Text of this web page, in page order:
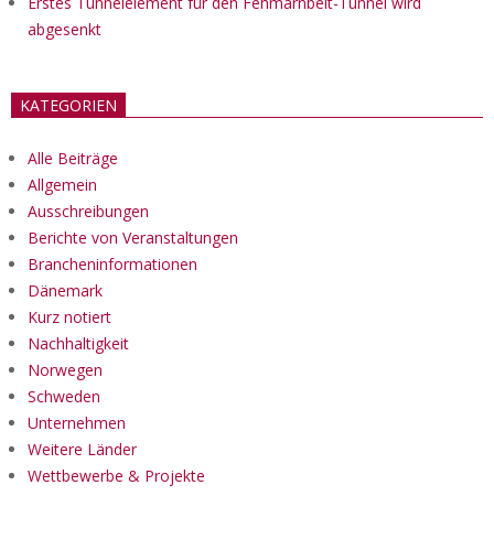
abgesenkt
KATEGORIEN
Alle Beiträge
Allgemein
Ausschreibungen
Berichte von Veranstaltungen
Brancheninformationen
Dänemark
Kurz notiert
Nachhaltigkeit
Norwegen
Schweden
Unternehmen
Weitere Länder
Wettbewerbe & Projekte